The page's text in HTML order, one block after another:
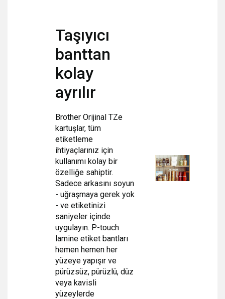
Taşıyıcı
banttan
kolay
ayrılır
Brother Orijinal TZe
kartuşlar, tüm
etiketleme
ihtiyaçlarınız için
kullanımı kolay bir
özelliğe sahiptir.
Sadece arkasını soyun
- uğraşmaya gerek yok
- ve etiketinizi
saniyeler içinde
uygulayın. P-touch
lamine etiket bantları
hemen hemen her
yüzeye yapışır ve
pürüzsüz, pürüzlü, düz
veya kavisli
yüzeylerde